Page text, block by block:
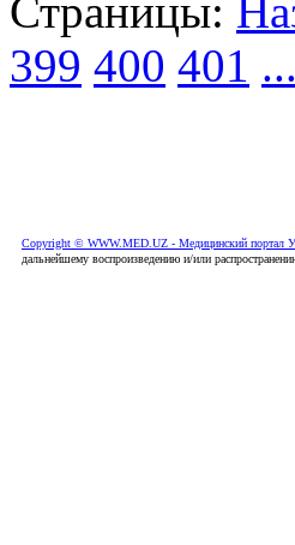
Страницы:
399 400 401 ...
Copyright © WWW.MED.UZ - Медицинский портал
дальнейшему воспроизведению и/или